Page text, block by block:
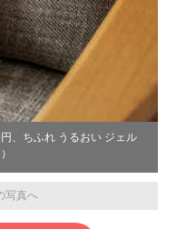
、ちふれ うるおい ジェル
写真へ